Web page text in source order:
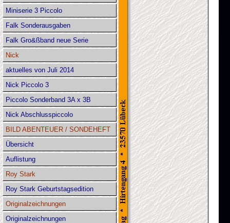
Miniserie 3 Piccolo
Falk Sonderausgaben
Falk Gro&ßband neue Serie
Nick
aktuelles von Juli 2014
Nick Piccolo 3
Piccolo Sonderband 3A x 3B
Nick Abschlusspiccolo
BILD ABENTEUER / SONDEHEFT
Übersicht
Auflistung
Roy Stark
Roy Stark Geburtstagsedition
Originalzeichnungen
Originalzeichnungen